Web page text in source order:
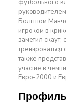
футбольного
Большом
игроком в
заметил
тренироваться
также
участие в
Евро-2000 и